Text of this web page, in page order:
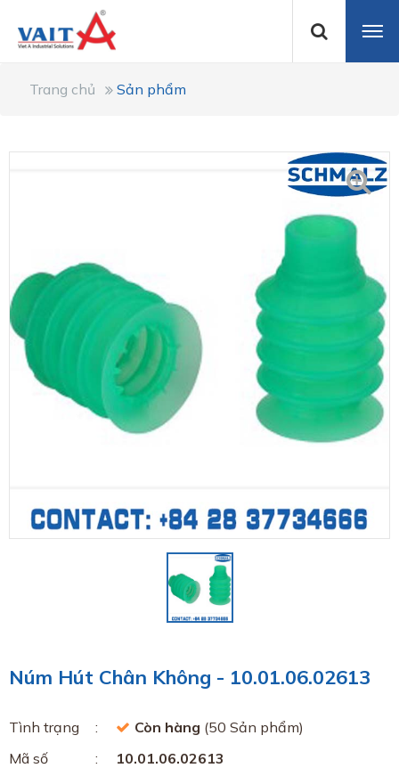
Trang chủ Sản phẩm
Núm Hút Chân Không - 10.01.06.02613
Tình trạng Còn hàng (50 Sản phẩm)
Mã số
10.01.06.02613